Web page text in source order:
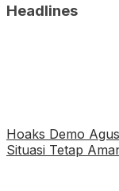
Headlines
Hoaks Demo
Situasi Tetap